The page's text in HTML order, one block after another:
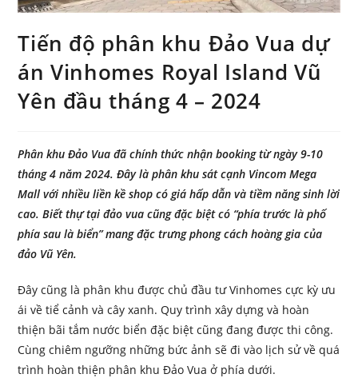
Tiến độ phân khu Đảo Vua dự
án Vinhomes Royal Island Vũ
Yên đầu tháng 4 – 2024
Phân khu Đảo Vua đã chính thức nhận booking từ ngày 9-10
tháng 4 năm 2024. Đây là phân khu sát cạnh Vincom Mega
Mall với nhiều liền kề shop có giá hấp dẫn và tiềm năng sinh lời
cao. Biết thự tại đảo vua cũng đặc biệt có “phía trước là phố
phía sau là biển” mang đặc trưng phong cách hoàng gia của
đảo Vũ Yên.
Đây cũng là phân khu được chủ đầu tư Vinhomes cực kỳ ưu
ái về tiể cảnh và cây xanh. Quy trình xây dựng và hoàn
thiện bãi tắm nước biển đặc biệt cũng đang được thi công.
Cùng chiêm ngưỡng những bức ảnh sẽ đi vào lịch sử về quá
trình hoàn thiện phân khu Đảo Vua ở phía dưới.